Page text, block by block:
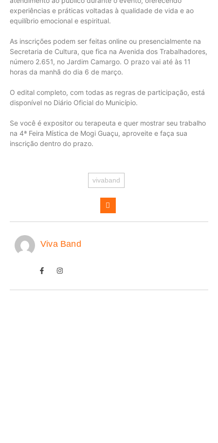
experiências e práticas voltadas à qualidade de vida e ao
equilíbrio emocional e espiritual.
As inscrições podem ser feitas online ou presencialmente na
Secretaria de Cultura, que fica na Avenida dos Trabalhadores,
número 2.651, no Jardim Camargo. O prazo vai até às 11
horas da manhã do dia 6 de março.
O edital completo, com todas as regras de participação, está
disponível no Diário Oficial do Município.
Se você é expositor ou terapeuta e quer mostrar seu trabalho
na 4ª Feira Mística de Mogi Guaçu, aproveite e faça sua
inscrição dentro do prazo.
vivaband
Viva Band